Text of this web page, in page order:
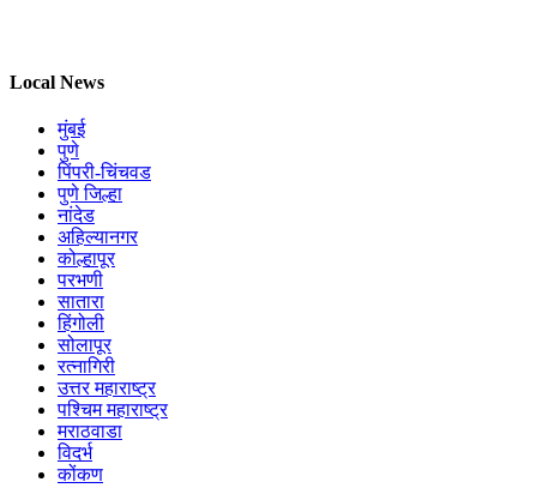
Local News
मुंबई
पुणे
पिंपरी-चिंचवड
पुणे जिल्हा
नांदेड
अहिल्यानगर
कोल्हापूर
परभणी
सातारा
हिंगोली
सोलापूर
रत्नागिरी
उत्तर महाराष्ट्र
पश्चिम महाराष्ट्र
मराठवाडा
विदर्भ
कोंकण